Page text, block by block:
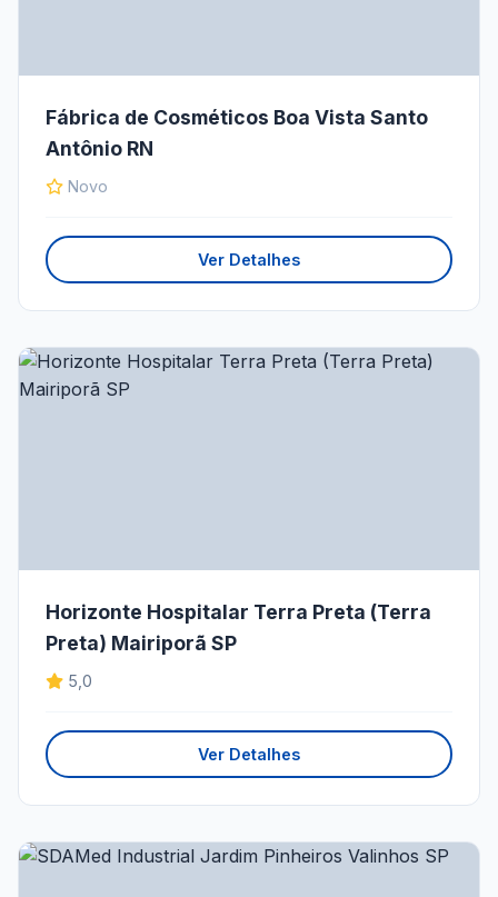
Fábrica de Cosméticos Boa Vista Santo
Antônio RN
Novo
Ver Detalhes
Horizonte Hospitalar Terra Preta (Terra
Preta) Mairiporã SP
5,0
Ver Detalhes